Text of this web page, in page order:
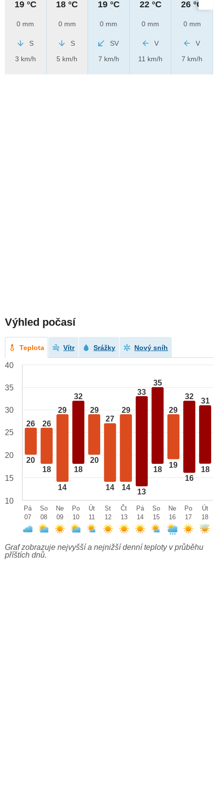
19 °C
0 mm
S
3 km/h
18 °C
0 mm
S
5 km/h
19 °C
0 mm
SV
7 km/h
22 °C
0 mm
V
11 km/h
26 °C
0 mm
V
7 km/h
Výhled počasí
Teplota Vítr Srážky Nový sníh
26
20
26
18
29
14
32
18
29
20
27
14
29
14
33
13
35
18
29
19
32
16
31
18
40
35
30
25
20
15
10
Pá
07
So
08
Ne
09
Po
10
Út
11
St
12
Čt
13
Pá
14
So
15
Ne
16
Po
17
Út
18
Graf zobrazuje nejvyšší a nejnižší denní teploty v průběhu
příštích dnů.